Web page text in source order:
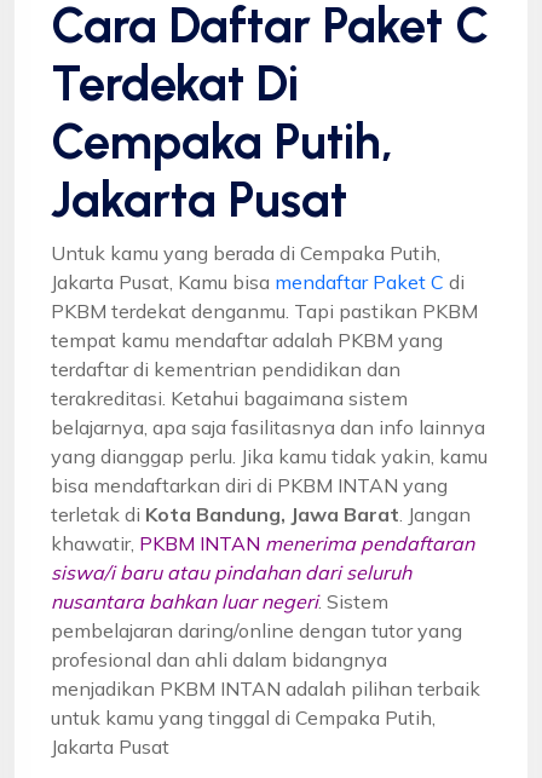
Cara Daftar Paket C
Terdekat Di
Cempaka Putih,
Jakarta Pusat
Untuk kamu yang berada di Cempaka Putih,
Jakarta Pusat, Kamu bisa mendaftar Paket C di
PKBM terdekat denganmu. Tapi pastikan PKBM
tempat kamu mendaftar adalah PKBM yang
terdaftar di kementrian pendidikan dan
terakreditasi. Ketahui bagaimana sistem
belajarnya, apa saja fasilitasnya dan info lainnya
yang dianggap perlu. Jika kamu tidak yakin, kamu
bisa mendaftarkan diri di PKBM INTAN yang
terletak di Kota Bandung, Jawa Barat . Jangan
khawatir, PKBM INTAN menerima pendaftaran
siswa/i baru atau pindahan dari seluruh
nusantara bahkan luar negeri. Sistem
pembelajaran daring/online dengan tutor yang
profesional dan ahli dalam bidangnya
menjadikan PKBM INTAN adalah pilihan terbaik
untuk kamu yang tinggal di Cempaka Putih,
Jakarta Pusat